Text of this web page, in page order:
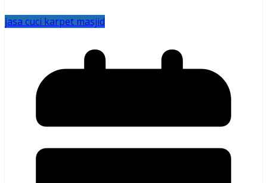
jasa cuci karpet masjid